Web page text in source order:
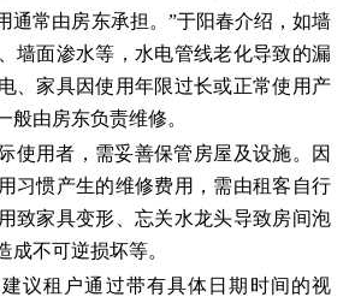
通常由房东承担。”于阳春介绍，如墙
墙面渗水等，水电管线老化导致的漏
、家具因使用年限过长或正常使用产
般由房东负责维修。
使用者，需妥善保管房屋及设施。因
习惯产生的维修费用，需由租客自行
致家具变形、忘关水龙头导致房间泡
成不可逆损坏等。
议租户通过带有具体日期时间的视